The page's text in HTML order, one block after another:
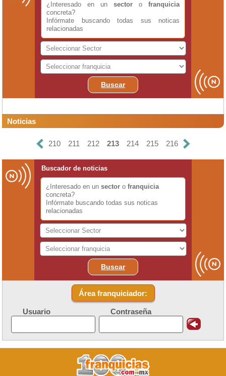
¿Interesado en un sector o franquicia
concreta?
Infórmate buscando todas sus noticas
relacionadas
Buscar
Noticias
210 211 212 213 214 215 216
Buscador de noticias
¿Interesado en un sector o franquicia
concreta?
Infórmate buscando todas sus noticas
relacionadas
Buscar
Área franquiciador:
Usuario Contraseña